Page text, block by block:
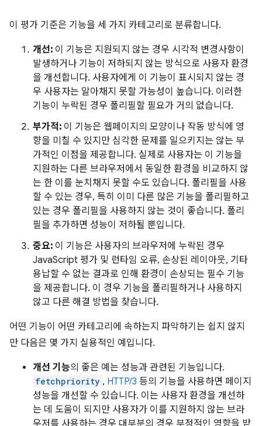
이 평가 기준은 기능을 세 가지 카테고리로 분류합니다.
개선: 이 기능은 지원되지 않는 경우 시각적 변경사항이
발생하거나 기능이 저하되지 않는 방식으로 사용자 환경
을 개선합니다. 사용자에게 이 기능이 표시되지 않는 경
우 사용자는 알아채지 못할 가능성이 높습니다. 이러한
기능이 누락된 경우 폴리필할 필요가 거의 없습니다.
부가적: 이 기능은 웹페이지의 모양이나 작동 방식에 영
향을 미칠 수 있지만 심각한 문제를 일으키지는 않는 부
가적인 이점을 제공합니다. 실제로 사용자는 이 기능을
지원하는 다른 브라우저에서 동일한 환경을 비교하지 않
는 한 이를 눈치채지 못할 수도 있습니다. 폴리필을 사용
할 수 있는 경우, 특히 이미 다른 많은 기능을 폴리필하고
있는 경우 폴리필을 사용하지 않는 것이 좋습니다. 폴리
필을 추가하면 성능이 저하될 뿐입니다.
중요: 이 기능은 사용자의 브라우저에 누락된 경우
JavaScript 평가 및 런타임 오류, 손상된 레이아웃, 기타
용납할 수 없는 결과로 인해 환경이 손상되는 필수 기능
을 제공합니다. 이 경우 기능을 폴리필하거나 사용하지
않고 다른 해결 방법을 찾습니다.
어떤 기능이 어떤 카테고리에 속하는지 파악하기는 쉽지 않지
만 다음은 몇 가지 실용적인 예입니다.
개선 기능의 좋은 예는 성능과 관련된 기능입니다.
fetchpriority , HTTP/3 등의 기능을 사용하면 페이지
성능을 개선할 수 있습니다. 이는 사용자 환경을 개선하
는 데 도움이 되지만 사용자가 이를 지원하지 않는 브라